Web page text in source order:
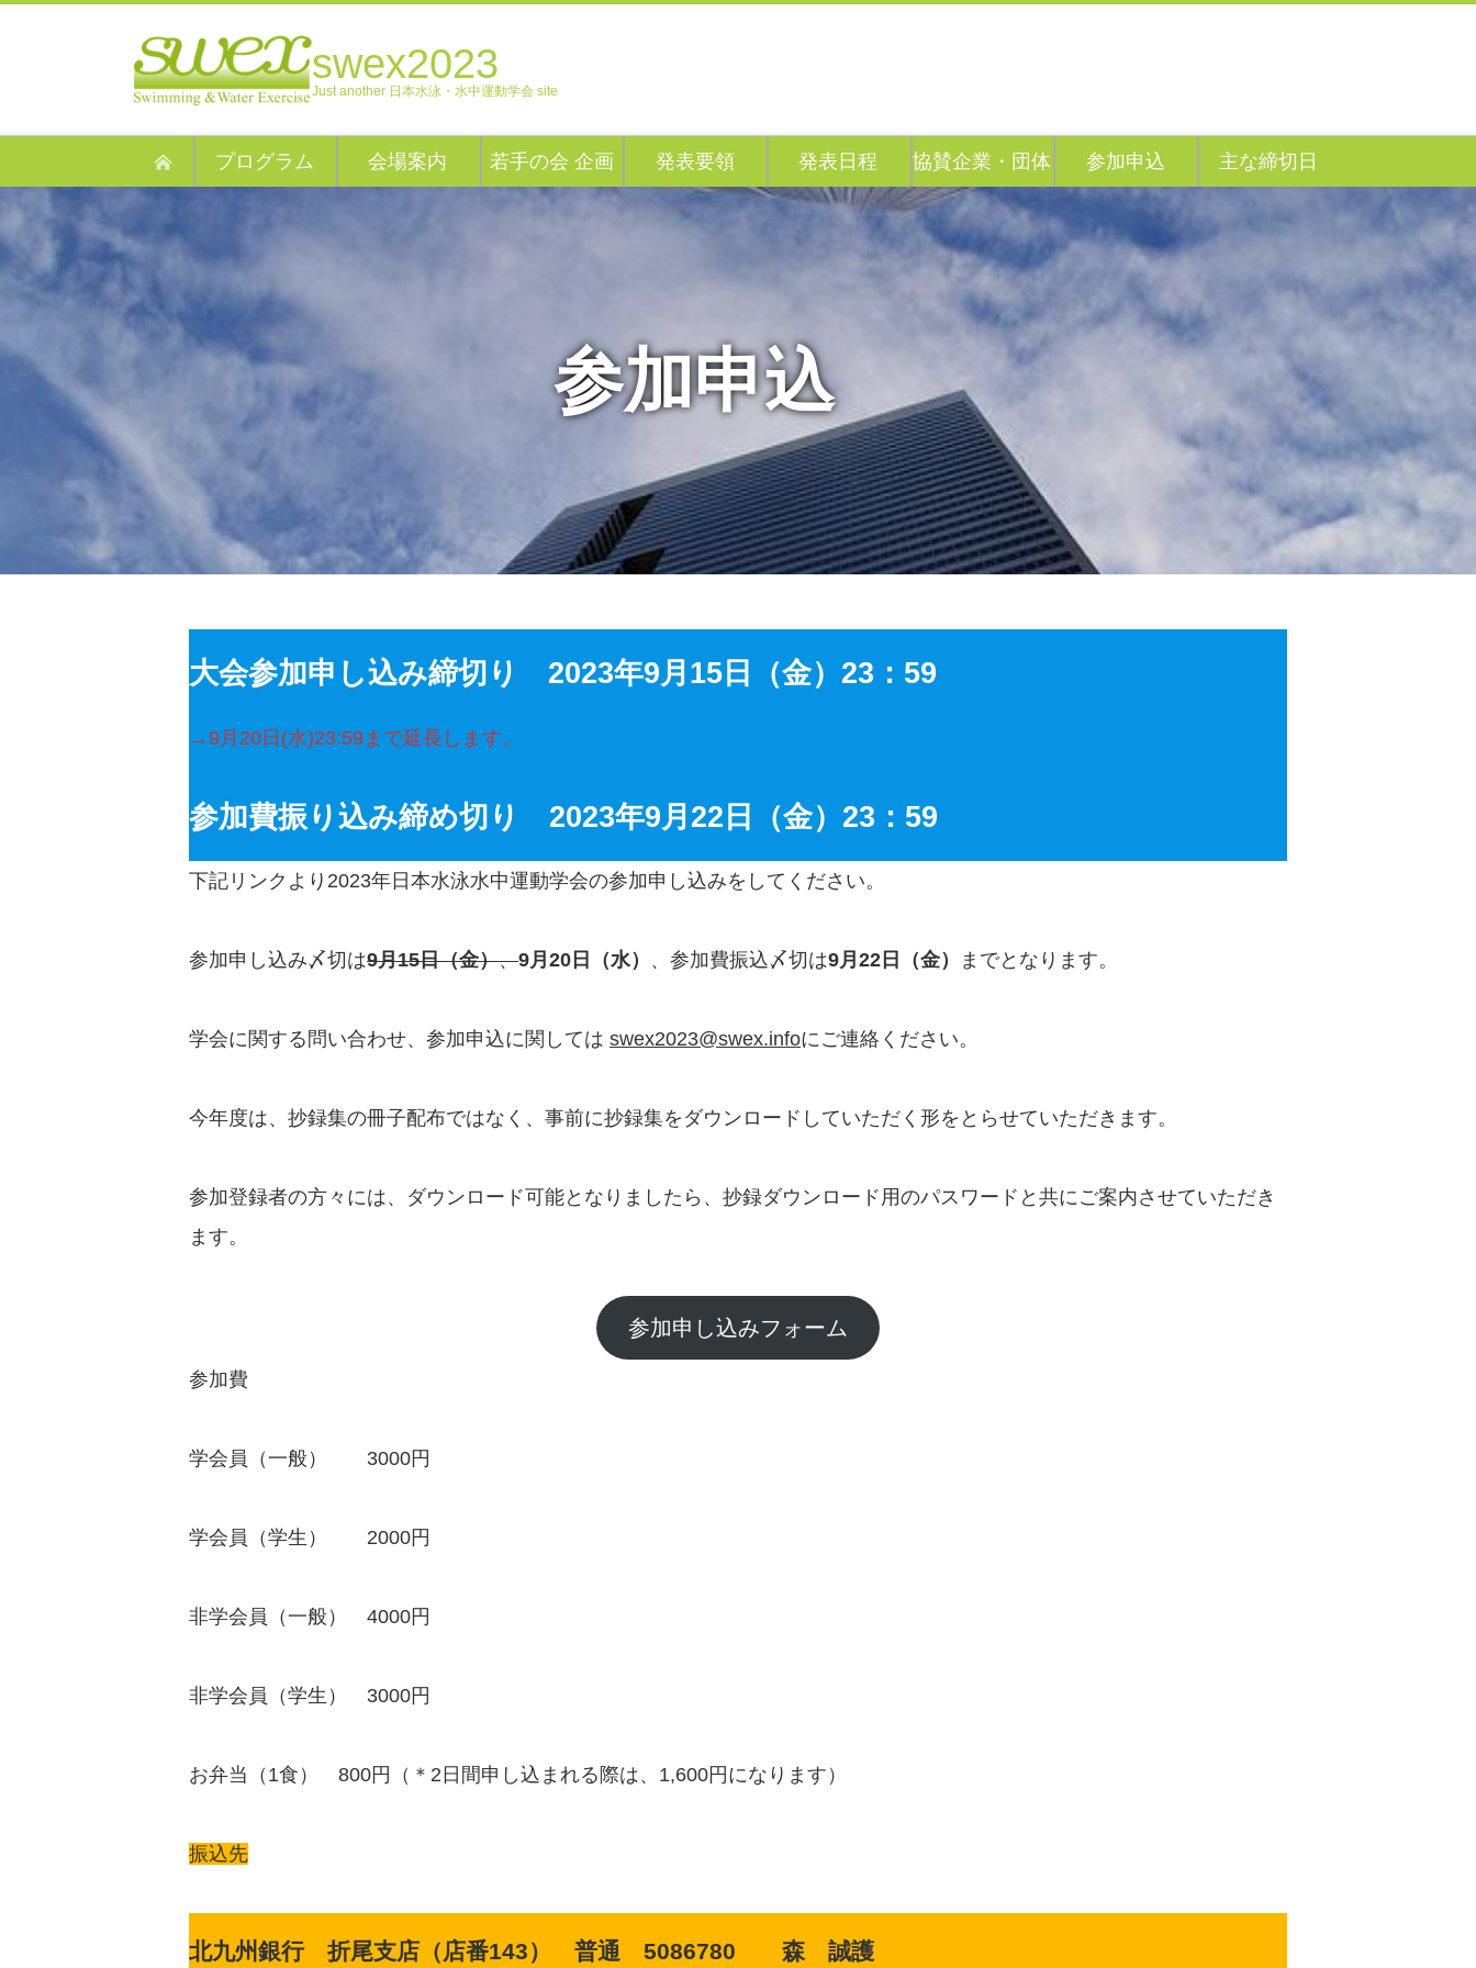
swex2023
Just another 日本水泳・水中運動学会 site
プログラム 会場案内 若手の会 企画 発表要領 発表日程 協賛企業・団体 参加申込 主な締切日
参加申込
大会参加申し込み締切り 2023年9月15日（金）23：59
→9月20日(水)23:59まで延長します。
参加費振り込み締め切り 2023年9月22日（金）23：59
下記リンクより2023年日本水泳水中運動学会の参加申し込みをしてください。
参加申し込み〆切は9月15日（金）、9月20日（水） 、参加費振込〆切は9月22日（金） までとなります。
学会に関する問い合わせ、参加申込に関しては swex2023@swex.infoにご連絡ください。
今年度は、抄録集の冊子配布ではなく、事前に抄録集をダウンロードしていただく形をとらせていただきます。
参加登録者の方々には、ダウンロード可能となりましたら、抄録ダウンロード用のパスワードと共にご案内させていただき
ます。
参加申し込みフォーム
参加費
学会員（一般） 3000円
学会員（学生） 2000円
非学会員（一般） 4000円
非学会員（学生） 3000円
お弁当（1食） 800円（＊2日間申し込まれる際は、1,600円になります）
振込先
北九州銀行 折尾支店（店番143） 普通 5086780 森 誠護